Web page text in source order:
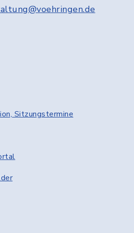
Sitzungstermine